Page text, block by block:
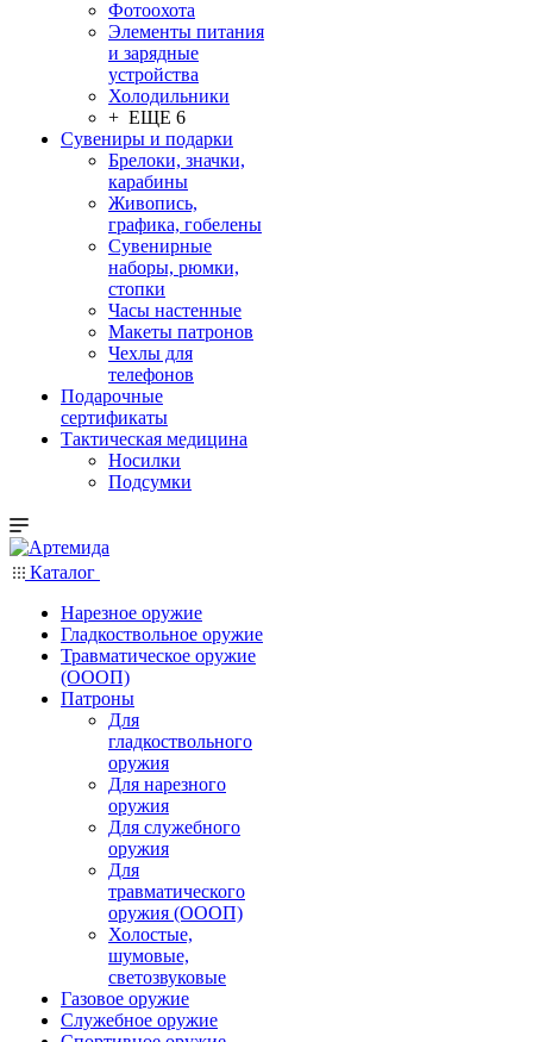
Фотоохота
Элементы питания
и зарядные
устройства
Холодильники
+ ЕЩЕ 6
Сувениры и подарки
Брелоки, значки,
карабины
Живопись,
графика, гобелены
Сувенирные
наборы, рюмки,
стопки
Часы настенные
Макеты патронов
Чехлы для
телефонов
Подарочные
сертификаты
Тактическая медицина
Носилки
Подсумки
Каталог
Нарезное оружие
Гладкоствольное оружие
Травматическое оружие
(ОООП)
Патроны
Для
гладкоствольного
оружия
Для нарезного
оружия
Для служебного
оружия
Для
травматического
оружия (ОООП)
Холостые,
шумовые,
светозвуковые
Газовое оружие
Служебное оружие